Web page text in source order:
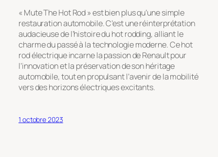
« Mute The Hot Rod » est bien plus qu’une simple
restauration automobile. C’est une réinterprétation
audacieuse de l’histoire du hot rodding, alliant le
charme du passé à la technologie moderne. Ce hot
rod électrique incarne la passion de Renault pour
l’innovation et la préservation de son héritage
automobile, tout en propulsant l’avenir de la mobilité
vers des horizons électriques excitants.
1 octobre 2023